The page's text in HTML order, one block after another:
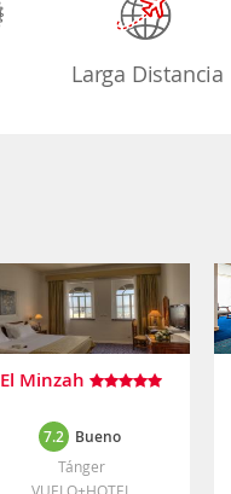
Larga Distancia
El Minzah
7.2 Bueno
Tánger
VUELO+HOTEL